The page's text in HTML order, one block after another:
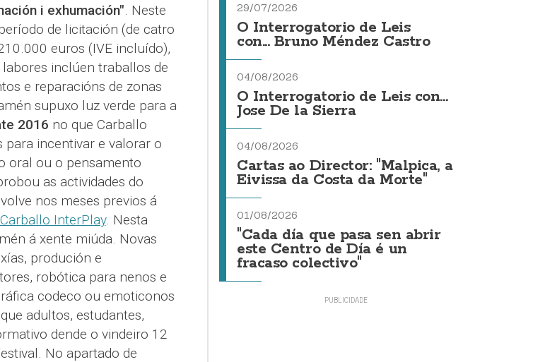
i exhumación". Neste
de licitación (de catro
euros (IVE incluído),
inclúen traballos de
e reparacións de zonas
supuxo luz verde para a
2016 no que Carballo
incentivar e valorar o
oral ou o pensamento
as actividades do
nos meses previos á
Carballo InterPlay. Nesta
á xente miúda. Novas
produción e
robótica para nenos e
codeco ou emoticonos
adultos, estudantes,
dende o vindeiro 12
No apartado de
29/07/2026
O Interrogatorio de Leis
con... Bruno Méndez Castro
04/08/2026
O Interrogatorio de Leis con...
Jose De la Sierra
04/08/2026
Cartas ao Director: "Malpica, a
Eivissa da Costa da Morte"
01/08/2026
"Cada día que pasa sen abrir
este Centro de Día é un
fracaso colectivo"